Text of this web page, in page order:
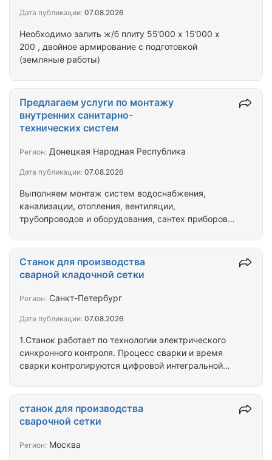
Необходимо залить ж/б плиту 55’000 х 15’000 х
200 , двойное армирование с подготовкой
(земляные работы)
Дата публикации: 07.08.2026
Выполняем монтаж систем водоснабжения,
канализации, отопления, вентиляции,
трубопроводов и оборудования, сантех приборов.
степенью внимания к деталям. Выполняем работы
любой сложности, имеем всё необходимое
оборудование. За плечами более 30 лет опыта
работы. Занимаемся работами в Донецке (ДНР) и
Предлагаем услуги по монтажу
внутренних санитарно-
технических систем
Регион: Донецкая Народная Республика
Дата публикации: 07.08.2026
1.Станок работает по технологии электрического
синхронного контроля. Процесс сварки и время
сварки контролируются цифровой интегральной
дефектов и обладают высокой прочностью.
3.Машина вытягивает продольные проволочные
сегменты из бухты проволоки. Данное
Станок для производства
сварной кладочной сетки
Регион: Санкт-Петербург
Дата публикации: 07.08.2026
станок для производства
сварочной сетки
Регион: Москва